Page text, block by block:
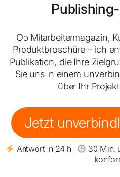
Ob Mitarbeitermagazin,
Produktbroschüre – ich
Publikation, die Ihre
Sie uns in einem
über Ihr
Jetzt
Antwort in 24 h | 30 Min.